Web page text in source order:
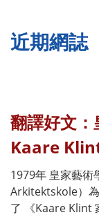
近期網誌
翻譯好文
Kaare
1979年 皇家藝
Arkitektskole）
了
《Kaare Klint